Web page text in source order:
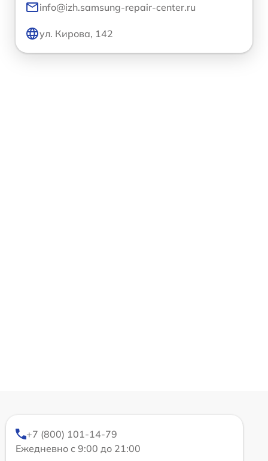
info@izh.samsung-repair-center.ru
ул. Кирова, 142
+7 (800) 101-14-79
Ежедневно с 9:00 до 21:00